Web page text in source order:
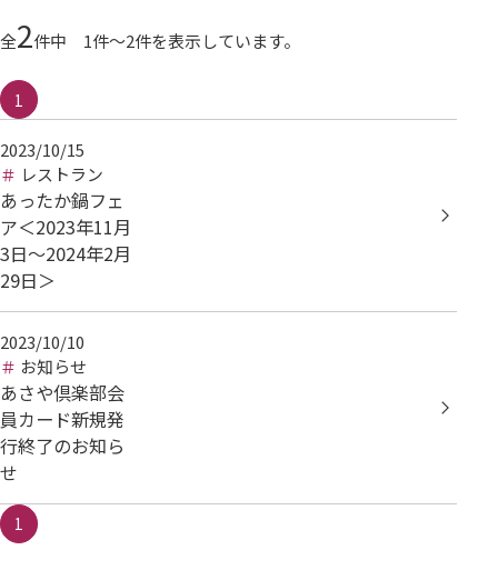
全2件中 1件～2件を表示しています。
1
2023/10/15
レストラン
あったか鍋フェ
ア＜2023年11月
3日～2024年2月
29日＞
2023/10/10
お知らせ
あさや倶楽部会
員カード新規発
行終了のお知ら
せ
1